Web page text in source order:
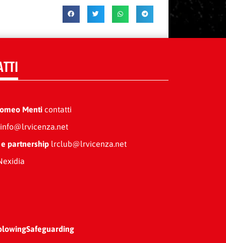
Menticontatti
partnershiplrclub@lrvicenza.net
Safeguarding